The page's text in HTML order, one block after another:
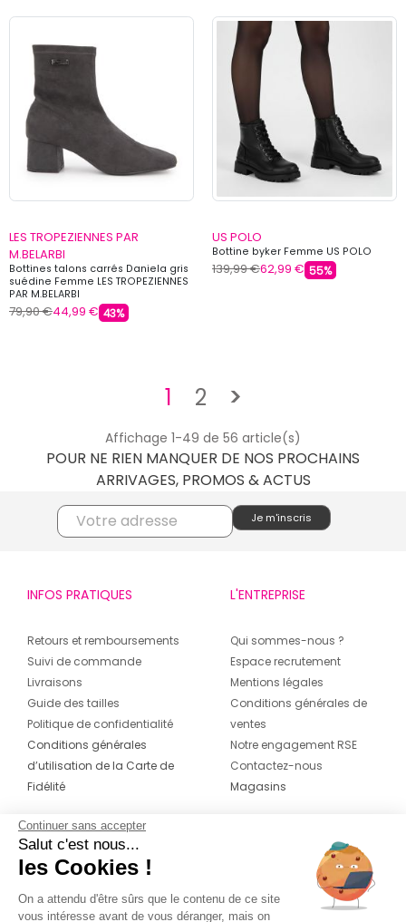
LES TROPEZIENNES PAR
M.BELARBI
Bottines talons carrés Daniela gris
suédine Femme LES TROPEZIENNES
PAR M.BELARBI
79,90 €44,99 € 43%
US POLO
Bottine byker Femme US POLO
139,99 €62,99 € 55%
1 2 >
Affichage 1-49 de 56 article(s)
POUR NE RIEN MANQUER DE NOS PROCHAINS
ARRIVAGES, PROMOS & ACTUS
INFOS PRATIQUES
Retours et remboursements
Suivi de commande
Livraisons
Guide des tailles
Politique de confidentialité
Conditions générales
d’utilisation de la Carte de
Fidélité
L'ENTREPRISE
Qui sommes-nous ?
Espace recrutement
Mentions légales
Conditions générales de
ventes
Notre engagement RSE
Contactez-nous
Magasins
CONTACT
04 42 20 78 42
Du lundi au jeudi de 8h30 à 16h30 & le
vendredi de 8h30 à 15h30
Continuer sans accepter
Salut c'est nous...
les Cookies !
On a attendu d'être sûrs que le contenu de ce site
vous intéresse avant de vous déranger, mais on